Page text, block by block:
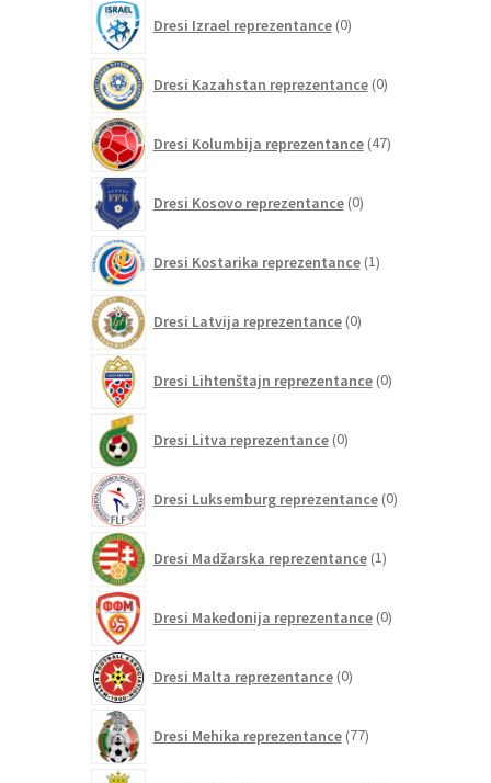
Dresi Izrael reprezentance 0izdelkov
Dresi Kazahstan reprezentance 0izdelkov
Dresi Kolumbija reprezentance 47izdelkov
Dresi Kosovo reprezentance 0izdelkov
Dresi Kostarika reprezentance 1izdelek
Dresi Latvija reprezentance 0izdelkov
Dresi Lihtenštajn reprezentance 0izdelkov
Dresi Litva reprezentance 0izdelkov
Dresi Luksemburg reprezentance 0izdelkov
Dresi Madžarska reprezentance 1izdelek
Dresi Makedonija reprezentance 0izdelkov
Dresi Malta reprezentance 0izdelkov
Dresi Mehika reprezentance 77izdelkov